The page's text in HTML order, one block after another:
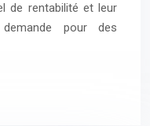
de rentabilité et leur
pour des